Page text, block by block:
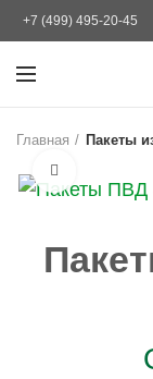
+7 (499) 495-20-45
Главная
Пакеты